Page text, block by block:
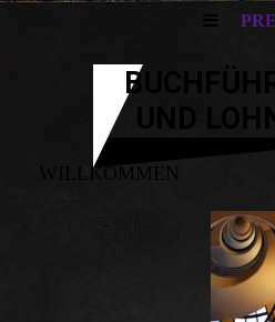
UND
WILLKOMMEN